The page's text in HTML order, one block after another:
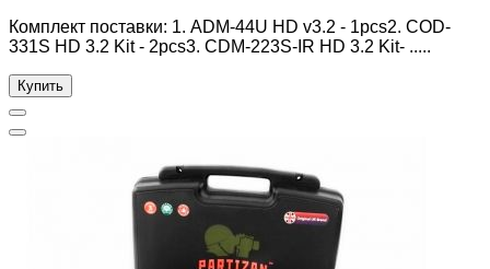
Комплект поставки: 1. ADM-44U HD v3.2 - 1pcs2. COD-
331S HD 3.2 Kit - 2pcs3. CDM-223S-IR HD 3.2 Kit- .....
Купить